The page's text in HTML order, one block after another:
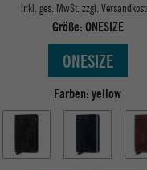
inkl. ges. MwSt. zzgl.
Größe:ONESIZE
ONESIZE
Farben:yellow